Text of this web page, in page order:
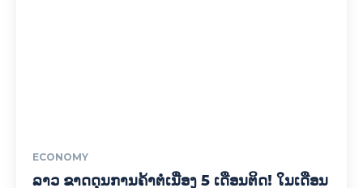
ECONOMY
ລາວ ຂາດດຸນການຄ້າຕໍ່ເນື່ອງ 5 ເດືອນຕິດ! ໃນເດືອນ